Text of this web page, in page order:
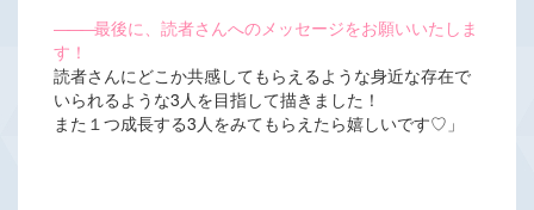
―――最後に、読者さんへのメッセージをお願いいたしま
す！
読者さんにどこか共感してもらえるような身近な存在で
いられるような3人を目指して描きました！
また１つ成長する3人をみてもらえたら嬉しいです♡」